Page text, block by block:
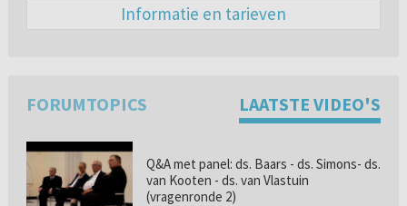
Informatie en tarieven
FORUMTOPICS LAATSTE VIDEO'S
Q&A met panel: ds. Baars - ds. Simons- ds.
van Kooten - ds. van Vlastuin
(vragenronde 2)